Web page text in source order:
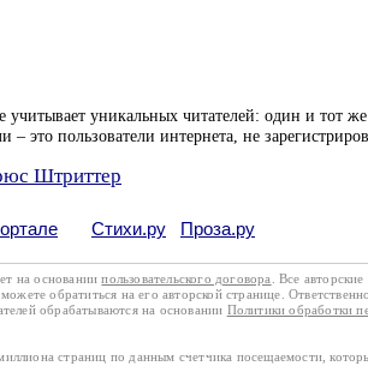
уникальных читателей: один и тот
это пользователи интернета, не
Штриттер
Стихи.ру Проза.ру
на основаниипользовательского договора
. Все
обратиться на его авторской странице.
обрабатываются на основании Политики обработки
страниц по данным счетчика посещаемости,